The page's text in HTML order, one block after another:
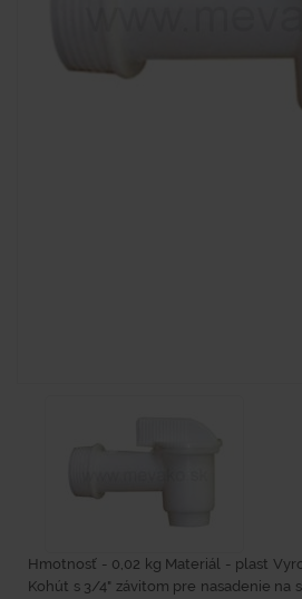
Hmotnosť - 0,02 kg Materiál - plast
Kohút s 3/4" závitom pre nasadenie na